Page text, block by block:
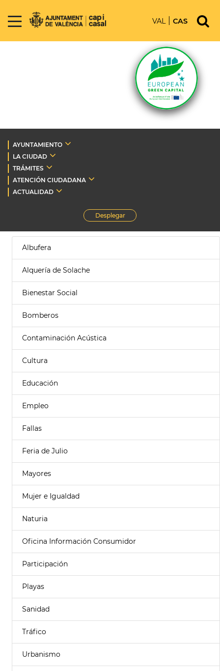
VAL CAS
AYUNTAMIENTO
LA CIUDAD
TRÁMITES
ATENCIÓN CIUDADANA
ACTUALIDAD
Desplegar
Albufera
Alquería de Solache
Bienestar Social
Bomberos
Contaminación Acústica
Cultura
Educación
Empleo
Fallas
Feria de Julio
Mayores
Mujer e Igualdad
Naturia
Oficina Información Consumidor
Participación
Playas
Sanidad
Tráfico
Urbanismo